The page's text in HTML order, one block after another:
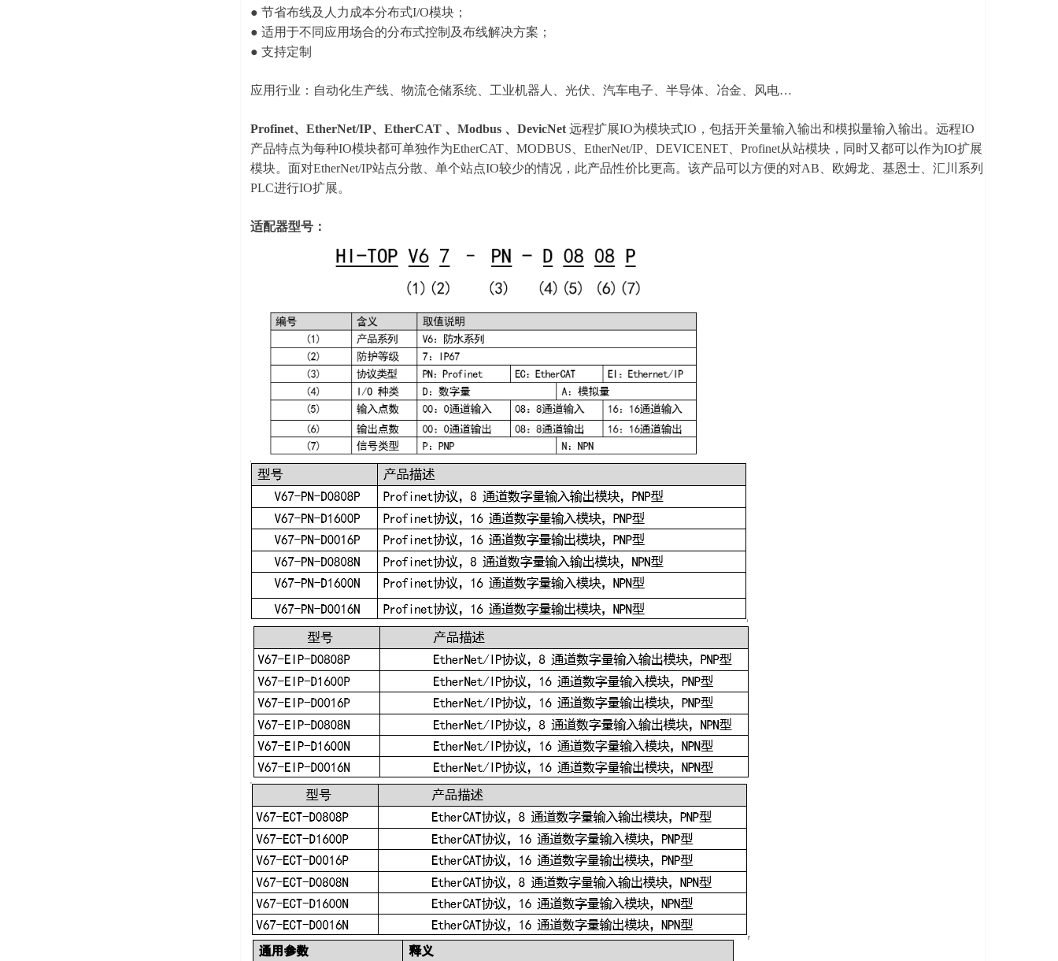
● 节省布线及人力成本分布式I/O模块；
● 适用于不同应用场合的分布式控制及布线解决方案；
● 支持定制
应用行业：自动化生产线、物流仓储系统、工业机器人、光伏、汽车电子、半导体、冶金、风电…
Profinet、EtherNet/IP、EtherCAT 、Modbus 、DevicNet 远程扩展IO为模块式IO，包括开关量输入输出和模拟量输入输出。远程IO
产品特点为每种IO模块都可单独作为EtherCAT、MODBUS、EtherNet/IP、DEVICENET、Profinet从站模块，同时又都可以作为IO扩展
模块。面对EtherNet/IP站点分散、单个站点IO较少的情况，此产品性价比更高。该产品可以方便的对AB、欧姆龙、基恩士、汇川系列
PLC进行IO扩展。
适配器型号：